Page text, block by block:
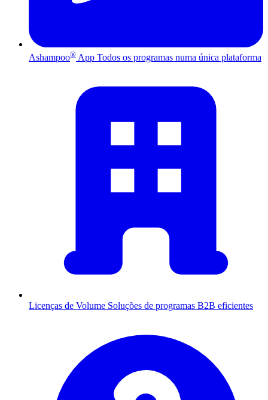
Ashampoo® App Todos os programas numa única plataforma
Licenças de Volume Soluções de programas B2B eficientes